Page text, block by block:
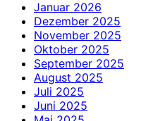
Januar 2026
Dezember 2025
November 2025
Oktober 2025
September 2025
August 2025
Juli 2025
Juni 2025